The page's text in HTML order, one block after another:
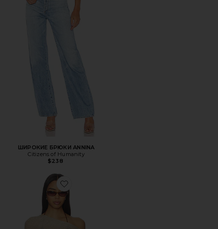
ШИРОКИЕ БРЮКИ ANNINA
Citizens of Humanity
$238
Favorite ПОНЧО LUMINOUS